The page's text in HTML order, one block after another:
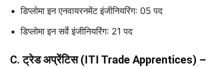
डिप्लोमा इन एनवायरनमेंट इंजीनियरिंग: 05 पद
डिप्लोमा इन सर्वे इंजीनियरिंग: 21 पद
C. ट्रेड अप्रेंटिस (ITI Trade Apprentices) –